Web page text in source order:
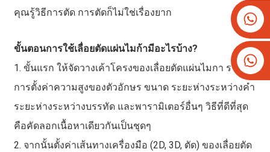
+8613825779334
คุณรู้วิธีการตัด การตัดก็ไม่ใช่เรื่องยาก
ขั้นตอนการใช้เลื่อยตัดแผ่นไมก้ามีอะไรบ้าง?
1. ขั้นแรก ให้จัดวางเค้าโครงของเลื่อยตัดแผ่นไมกา รวมถึง
การตั้งค่าความสูงของตัวอักษร ขนาด ระยะห่างระหว่างคำ
ระยะห่างระหว่างบรรทัด และพารามิเตอร์อื่นๆ วิธีที่ดีที่สุด
คือคัดลอกเนื้อหาเดียวกันเป็นชุดๆ
2. จากนั้นตั้งค่าเส้นทางเครื่องมือ (2D, 3D, ตัด) ของเลื่อยตัด